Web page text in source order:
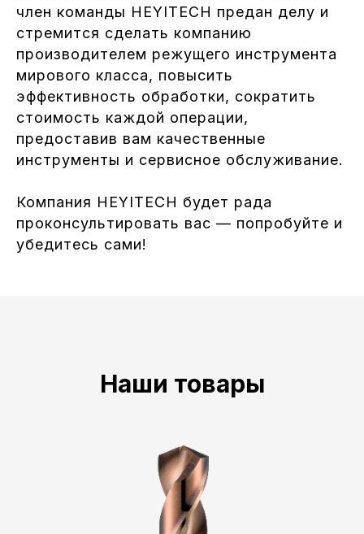
член команды HEYITECH предан делу и
стремится сделать компанию
производителем режущего инструмента
мирового класса, повысить
эффективность обработки, сократить
стоимость каждой операции,
предоставив вам качественные
инструменты и сервисное обслуживание.
Компания HEYITECH будет рада
проконсультировать вас — попробуйте и
убедитесь сами!
Наши товары